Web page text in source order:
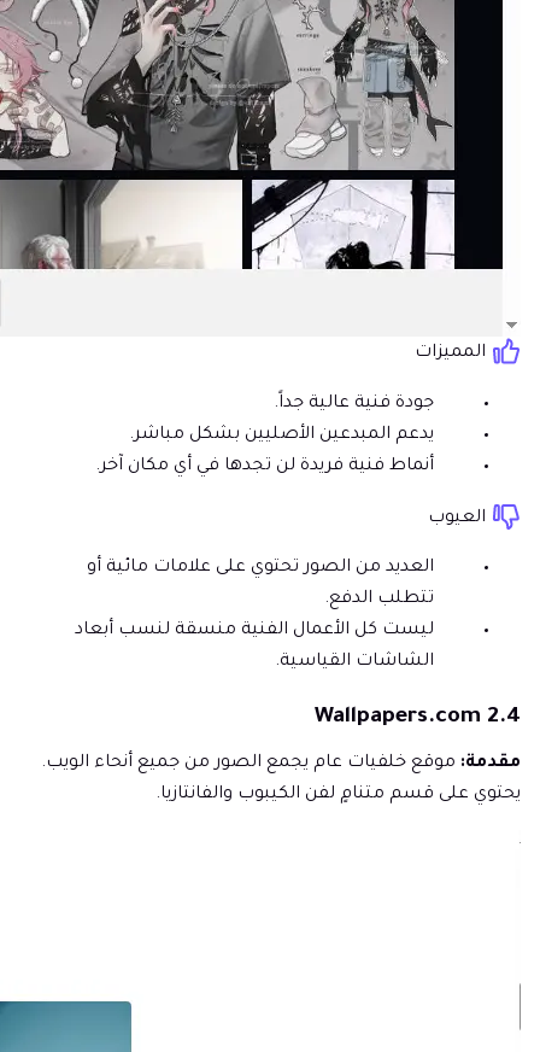
المميزات
جودة فنية عالية جداً.
يدعم المبدعين الأصليين بشكل مباشر.
أنماط فنية فريدة لن تجدها في أي مكان آخر.
العيوب
العديد من الصور تحتوي على علامات مائية أو
تتطلب الدفع.
ليست كل الأعمال الفنية منسقة لنسب أبعاد
الشاشات القياسية.
2.4 Wallpapers.com
مقدمة: موقع خلفيات عام يجمع الصور من جميع أنحاء الويب.
يحتوي على قسم متنامٍ لفن الكيبوب والفانتازيا.